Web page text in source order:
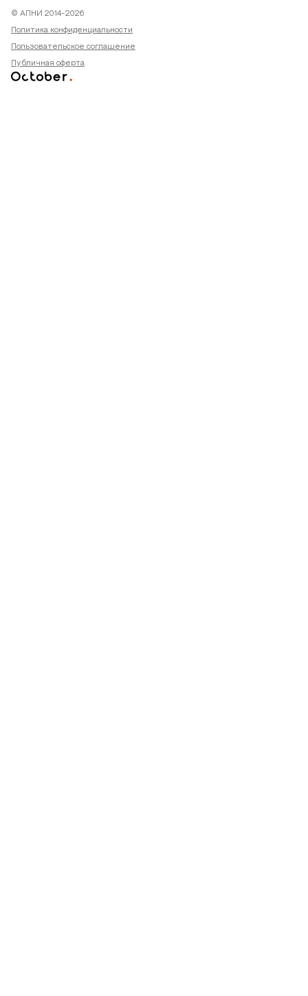
© АПНИ 2014-2026
Политика конфиденциальности
Пользовательское соглашение
Публичная оферта